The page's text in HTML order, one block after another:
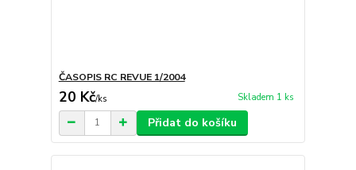
ČASOPIS RC REVUE 1/2004
20 Kč/ks Skladem 1 ks
Přidat do košíku